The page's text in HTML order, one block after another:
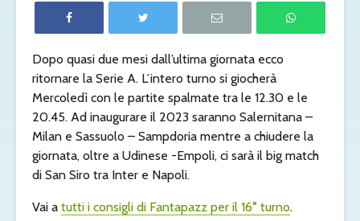
Dopo quasi due mesi dall’ultima giornata ecco
ritornare la Serie A. L’intero turno si giocherà
Mercoledì con le partite spalmate tra le 12.30 e le
20.45. Ad inaugurare il 2023 saranno Salernitana –
Milan e Sassuolo – Sampdoria mentre a chiudere la
giornata, oltre a Udinese -Empoli, ci sarà il big match
di San Siro tra Inter e Napoli.
Vai a tutti i consigli di Fantapazz per il 16° turno.